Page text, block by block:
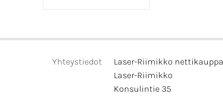
Yhteystiedot
Laser-Riimikko nettikauppa
Laser-Riimikko
Konsulintie 35